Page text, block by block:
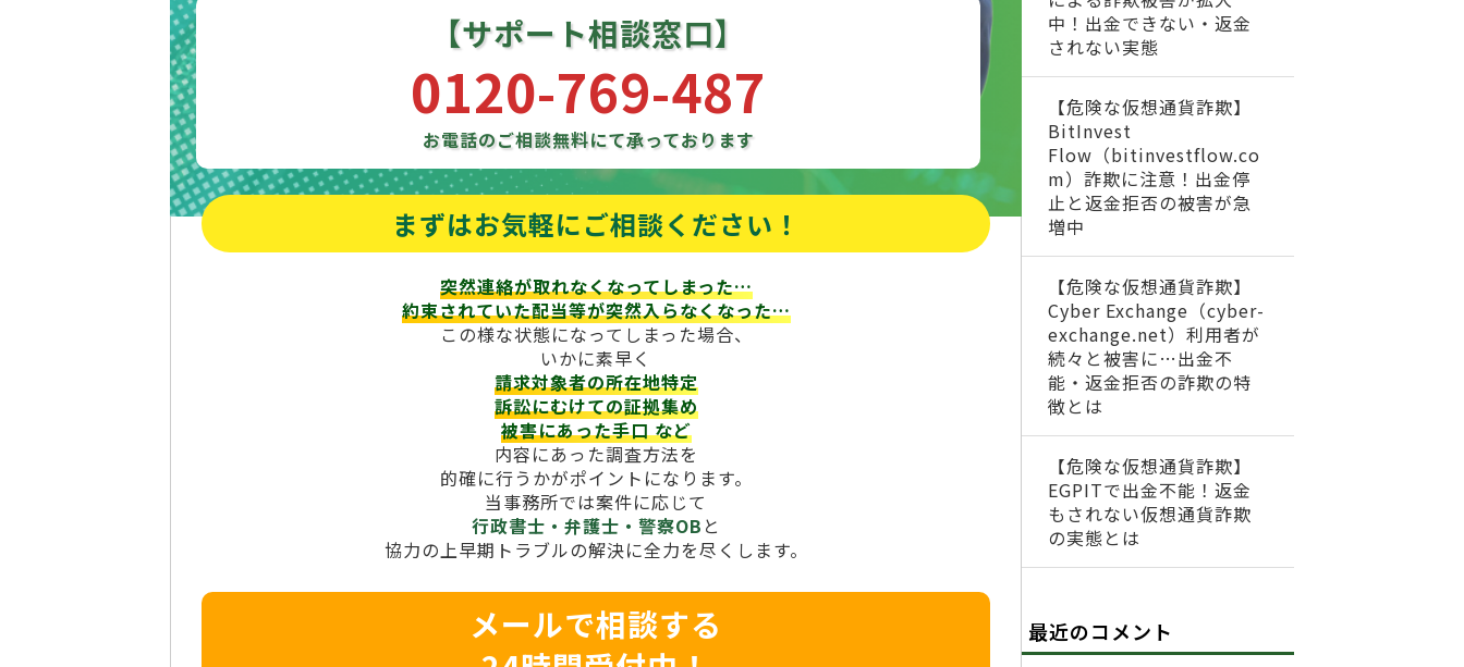
【サポート相談窓口】
0120-769-487
お電話のご相談無料にて承っております
まずはお気軽にご相談ください！
突然連絡が取れなくなってしまった…
約束されていた配当等が突然入らなくなった…
この様な状態になってしまった場合、
いかに素早く
請求対象者の所在地特定
訴訟にむけての証拠集め
被害にあった手口など
内容にあった調査方法を
的確に行うかがポイントになります。
当事務所では案件に応じて
行政書士・弁護士・警察OB と
協力の上早期トラブルの解決に全力を尽くします。
メールで相談する
中！出金できない・返金
されない実態
【危険な仮想通貨詐欺】
BitInvest
Flow（bitinvestflow.co
m）詐欺に注意！出金停
止と返金拒否の被害が急
増中
【危険な仮想通貨詐欺】
Cyber Exchange（cyber-
exchange.net）利用者が
続々と被害に…出金不
能・返金拒否の詐欺の特
徴とは
【危険な仮想通貨詐欺】
EGPITで出金不能！返金
もされない仮想通貨詐欺
の実態とは
最近のコメント